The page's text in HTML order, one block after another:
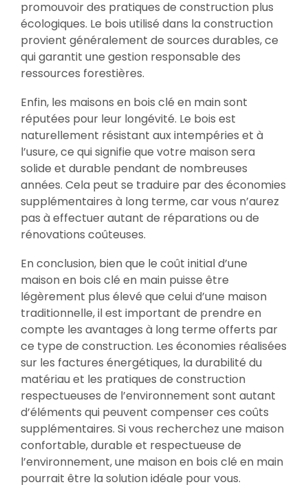
promouvoir des pratiques de construction plus
écologiques. Le bois utilisé dans la construction
provient généralement de sources durables, ce
qui garantit une gestion responsable des
ressources forestières.
Enfin, les maisons en bois clé en main sont
réputées pour leur longévité. Le bois est
naturellement résistant aux intempéries et à
l’usure, ce qui signifie que votre maison sera
solide et durable pendant de nombreuses
années. Cela peut se traduire par des économies
supplémentaires à long terme, car vous n’aurez
pas à effectuer autant de réparations ou de
rénovations coûteuses.
En conclusion, bien que le coût initial d’une
maison en bois clé en main puisse être
légèrement plus élevé que celui d’une maison
traditionnelle, il est important de prendre en
compte les avantages à long terme offerts par
ce type de construction. Les économies réalisées
sur les factures énergétiques, la durabilité du
matériau et les pratiques de construction
respectueuses de l’environnement sont autant
d’éléments qui peuvent compenser ces coûts
supplémentaires. Si vous recherchez une maison
confortable, durable et respectueuse de
l’environnement, une maison en bois clé en main
pourrait être la solution idéale pour vous.